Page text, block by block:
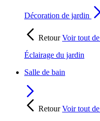
Décoration de jardin
RetourVoir tout de
Éclairage du jardin
Salle de bain
RetourVoir tout de